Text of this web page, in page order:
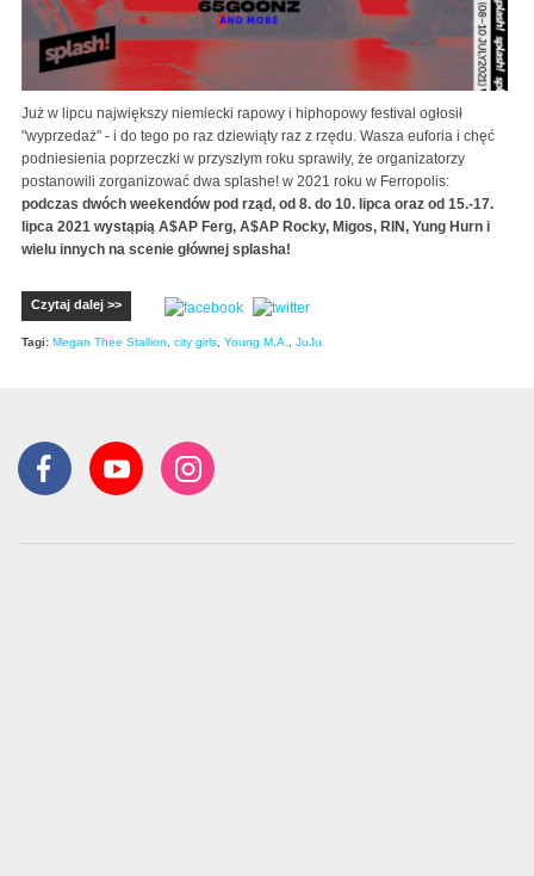
Już w lipcu największy niemiecki rapowy i hiphopowy festival ogłosił
"wyprzedaż" - i do tego po raz dziewiąty raz z rzędu. Wasza euforia i chęć
podniesienia poprzeczki w przyszłym roku sprawiły, że organizatorzy
postanowili zorganizować dwa splashe! w 2021 roku w Ferropolis:
podczas dwóch weekendów pod rząd, od 8. do 10. lipca oraz od 15.-17.
lipca 2021 wystąpią A$AP Ferg, A$AP Rocky, Migos, RIN, Yung Hurn i
wielu innych na scenie głównej splasha!
Czytaj dalej >>
Tagi: Megan Thee Stallion, city girls, Young M.A., JuJu